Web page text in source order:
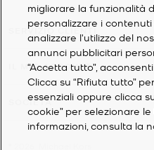
SERVIZIO CLIENTI
IL MIO ACCOUNT
SOCIETÀ
migliorare la funzionalità
personalizzare i
analizzare l'utilizzo del
annunci pubblicitari
“Accetta tutto”,
Clicca su “Rifiuta tutto”
essenziali oppure clicca
cookie” per selezionare
informazioni, consulta la